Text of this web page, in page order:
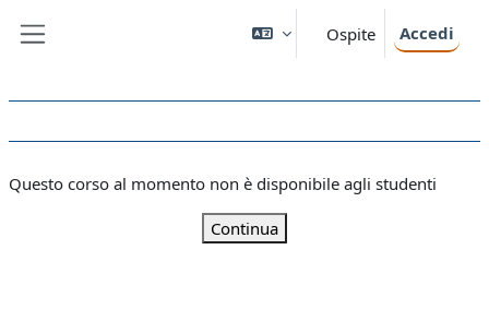
Ospite Accedi
Questo corso al momento non è disponibile agli studenti
Continua